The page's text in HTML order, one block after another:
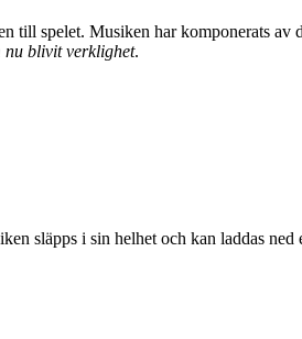
till spelet. Musiken har komponerats av
nu blivit verklighet.
släpps i sin helhet och kan laddas ned